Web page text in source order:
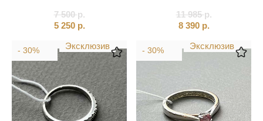
7 500р.
5 250 р.
11 985р.
8 390 р.
Эксклюзив
- 30% Эксклюзив
- 30%